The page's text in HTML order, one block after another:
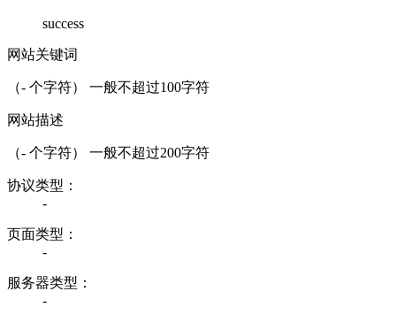
success
网站关键词
（- 个字符） 一般不超过100字符
网站描述
（- 个字符） 一般不超过200字符
协议类型：
-
页面类型：
-
服务器类型：
-